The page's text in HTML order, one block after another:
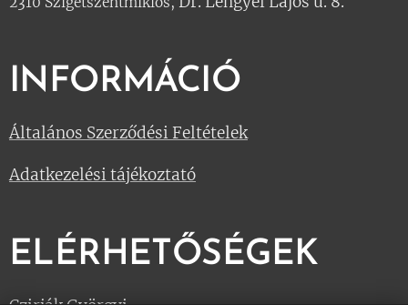
INFORMÁCIÓ
Általános Szerződési Feltételek
Adatkezelési tájékoztató
ELÉRHETŐSÉGEK